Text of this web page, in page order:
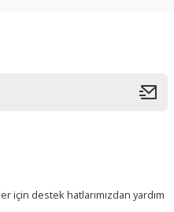
için destek hatlarımızdan yardım